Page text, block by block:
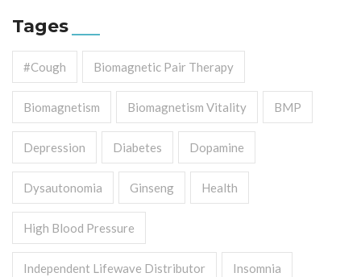
Tages
#cough Biomagnetic Pair Therapy
Biomagnetism Biomagnetism Vitality BMP
Depression Diabetes Dopamine
Dysautonomia Ginseng Health
High Blood Pressure
Independent Lifewave Distributor Insomnia